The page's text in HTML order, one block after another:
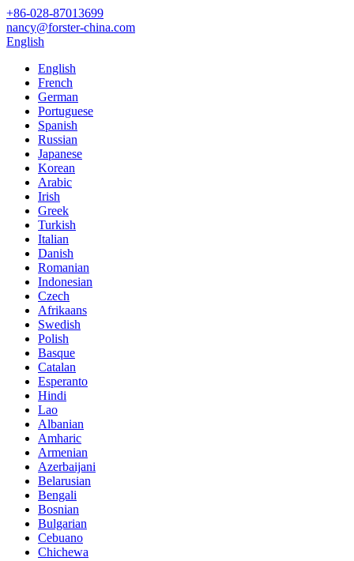
+86-028-87013699
nancy@forster-china.com
English
English
French
German
Portuguese
Spanish
Russian
Japanese
Korean
Arabic
Irish
Greek
Turkish
Italian
Danish
Romanian
Indonesian
Czech
Afrikaans
Swedish
Polish
Basque
Catalan
Esperanto
Hindi
Lao
Albanian
Amharic
Armenian
Azerbaijani
Belarusian
Bengali
Bosnian
Bulgarian
Cebuano
Chichewa